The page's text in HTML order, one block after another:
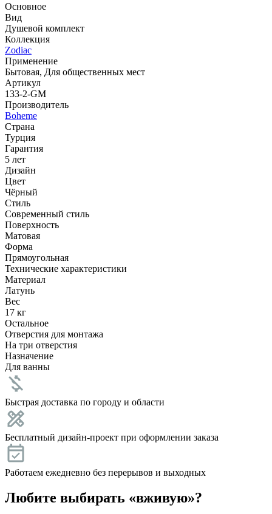
Основное
Вид
Душевой комплект
Коллекция
Zodiac
Применение
Бытовая, Для общественных мест
Артикул
133-2-GM
Производитель
Boheme
Страна
Турция
Гарантия
5 лет
Дизайн
Цвет
Чёрный
Стиль
Современный стиль
Поверхность
Матовая
Форма
Прямоугольная
Технические характеристики
Материал
Латунь
Вес
17 кг
Остальное
Отверстия для монтажа
На три отверстия
Назначение
Для ванны
Быстрая доставка по городу и области
Бесплатный дизайн-проект при оформлении заказа
Работаем ежедневно без перерывов и выходных
Любите выбирать «вживую»?